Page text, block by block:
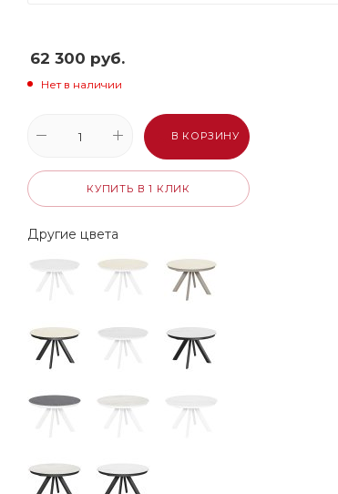
62 300 руб.
Нет в наличии
В КОРЗИНУ
КУПИТЬ В 1 КЛИК
Другие цвета